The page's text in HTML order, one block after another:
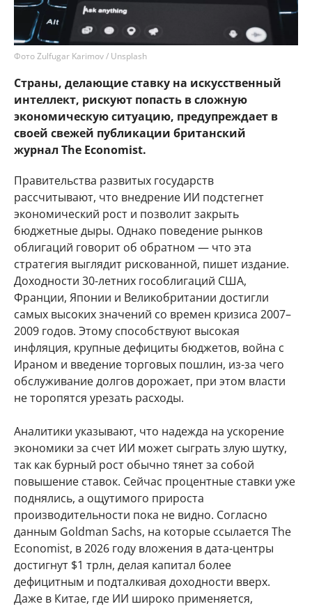
Фото Zulfugar Karimov / Unsplash
Страны, делающие ставку на искусственный
интеллект, рискуют попасть в сложную
экономическую ситуацию, предупреждает в
своей свежей публикации британский
журнал The Economist.
Правительства развитых государств
рассчитывают, что внедрение ИИ подстегнет
экономический рост и позволит закрыть
бюджетные дыры. Однако поведение рынков
облигаций говорит об обратном — что эта
стратегия выглядит рискованной, пишет издание.
Доходности 30-летних гособлигаций США,
Франции, Японии и Великобритании достигли
самых высоких значений со времен кризиса 2007–
2009 годов. Этому способствуют высокая
инфляция, крупные дефициты бюджетов, война с
Ираном и введение торговых пошлин, из-за чего
обслуживание долгов дорожает, при этом власти
не торопятся урезать расходы.
Аналитики указывают, что надежда на ускорение
экономики за счет ИИ может сыграть злую шутку,
так как бурный рост обычно тянет за собой
повышение ставок. Сейчас процентные ставки уже
поднялись, а ощутимого прироста
производительности пока не видно. Согласно
данным Goldman Sachs, на которые ссылается The
Economist, в 2026 году вложения в дата-центры
достигнут $1 трлн, делая капитал более
дефицитным и подталкивая доходности вверх.
Даже в Китае, где ИИ широко применяется,